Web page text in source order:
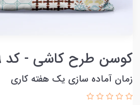
کوسن طرح کاشی - کد 50109
زمان آماده سازی یک هفته کاری